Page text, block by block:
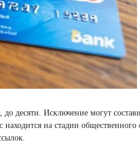
десяти. Исключение могут
на стадии